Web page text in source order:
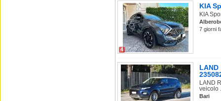
4
KIA
KIA
7 giorni
LAND
LAND
veicolo
Bari